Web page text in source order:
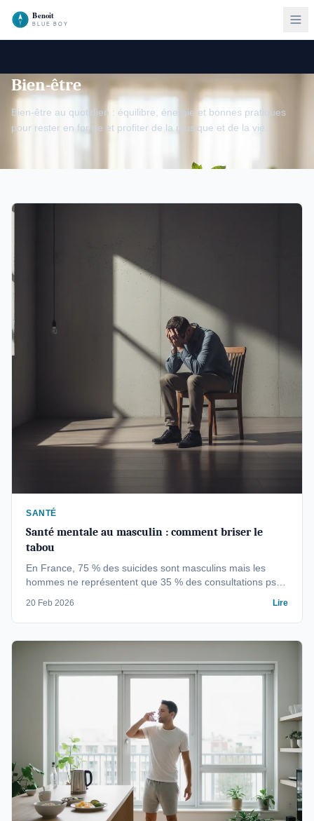
Bien-être
Bien-être au quotidien : équilibre, énergie et bonnes pratiques
pour rester en forme et profiter de la musique et de la vie.
SANTÉ
Santé mentale au masculin : comment briser le
tabou
En France, 75 % des suicides sont masculins mais les
hommes ne représentent que 35 % des consultations psy.
20 Feb 2026 Lire